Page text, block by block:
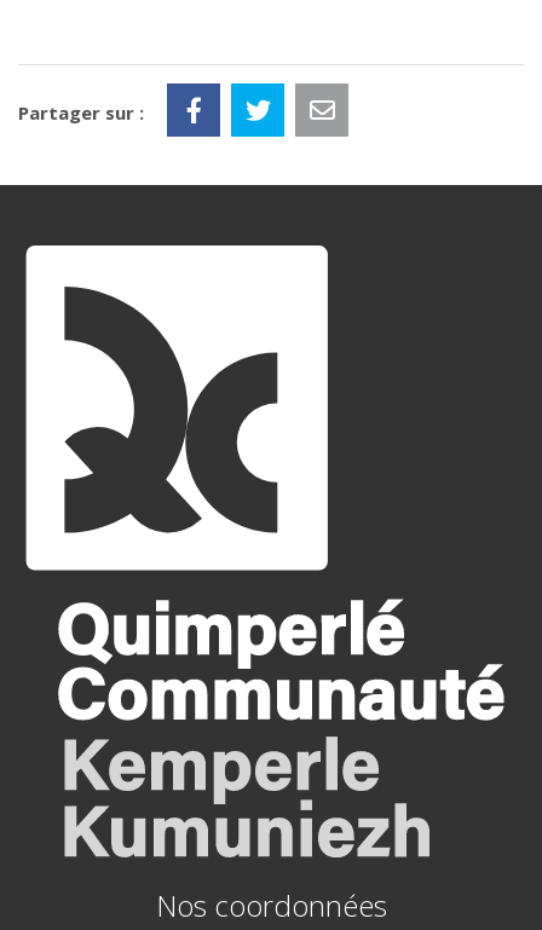
Partager sur :
Nos coordonnées